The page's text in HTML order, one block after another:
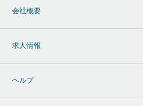
会社概要
求人情報
ヘルプ